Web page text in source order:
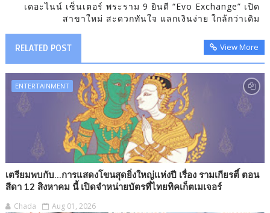
เดอะไนน์ เซ็นเตอร์ พระราม 9 ยินดี “Evo Exchange” เปิด
สาขาใหม่ สะดวกทันใจ แลกเงินง่าย ใกล้กว่าเดิม
RELATED POST View More
ENTERTAINMENT
เตรียมพบกับ...การแสดงโขนสุดยิ่งใหญ่แห่งปี เรื่อง รามเกียรติ์ ตอน
สีดา 12 สิงหาคม นี้ เปิดจำหน่ายบัตรที่ไทยทิคเก็ตเมเจอร์
Chada Aug 01, 2026